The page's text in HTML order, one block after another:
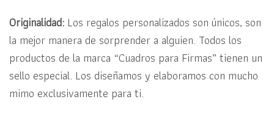
Originalidad: Los regalos personalizados son únicos, son
la mejor manera de sorprender a alguien. Todos los
productos de la marca “Cuadros para Firmas” tienen un
sello especial. Los diseñamos y elaboramos con mucho
mimo exclusivamente para ti.